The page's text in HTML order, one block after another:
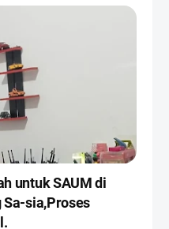
untuk SAUM di
Sa-sia,Proses